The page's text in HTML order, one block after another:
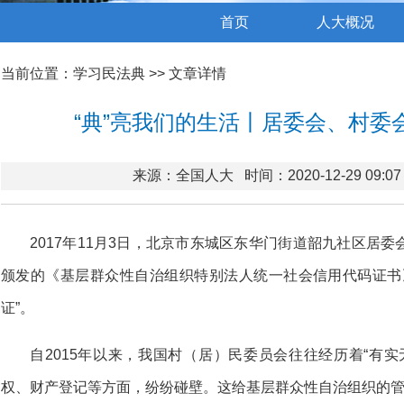
首页 人大概况
当前位置： 学习民法典 >> 文章详情
“典”亮我们的生活丨居委会、村委
来源：全国人大 时间：2020-12-29 09:07
2017年11月3日，北京市东城区东华门街道韶九社区居
颁发的《基层群众性自治组织特别法人统一社会信用代码证
证”。
自2015年以来，我国村（居）民委员会往往经历着“有
权、财产登记等方面，纷纷碰壁。这给基层群众性自治组织的